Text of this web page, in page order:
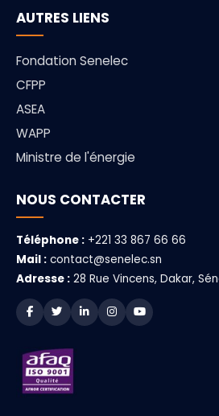
AUTRES LIENS
Fondation Senelec
CFPP
ASEA
WAPP
Ministre de l'énergie
NOUS CONTACTER
Téléphone : +221 33 867 66 66
Mail : contact@senelec.sn
Adresse : 28 Rue Vincens, Dakar,